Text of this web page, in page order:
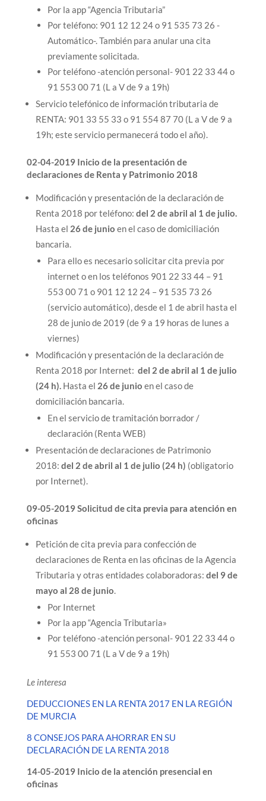
Por la app “Agencia Tributaria”
Por teléfono: 901 12 12 24 o 91 535 73 26 -
Automático-. También para anular una cita
previamente solicitada.
Por teléfono -atención personal- 901 22 33 44 o
91 553 00 71 (L a V de 9 a 19h)
Servicio telefónico de información tributaria de
RENTA: 901 33 55 33 o 91 554 87 70 (L a V de 9 a
19h; este servicio permanecerá todo el año).
02-04-2019 Inicio de la presentación de
declaraciones de Renta y Patrimonio 2018
Modificación y presentación de la declaración de
Renta 2018 por teléfono: del 2 de abril al 1 de julio.
Hasta el 26 de junio en el caso de domiciliación
bancaria.
Para ello es necesario solicitar cita previa por
internet o en los teléfonos 901 22 33 44 – 91
553 00 71 o 901 12 12 24 – 91 535 73 26
(servicio automático), desde el 1 de abril hasta el
28 de junio de 2019 (de 9 a 19 horas de lunes a
viernes)
Modificación y presentación de la declaración de
Renta 2018 por Internet: del 2 de abril al 1 de julio
(24 h). Hasta el 26 de junio en el caso de
domiciliación bancaria.
En el servicio de tramitación borrador /
declaración (Renta WEB)
Presentación de declaraciones de Patrimonio
2018: del 2 de abril al 1 de julio (24 h) (obligatorio
por Internet).
09-05-2019 Solicitud de cita previa para atención en
oficinas
Petición de cita previa para confección de
declaraciones de Renta en las oficinas de la Agencia
Tributaria y otras entidades colaboradoras: del 9 de
mayo al 28 de junio.
Por Internet
Por la app “Agencia Tributaria»
Por teléfono -atención personal- 901 22 33 44 o
91 553 00 71 (L a V de 9 a 19h)
Le interesa
DEDUCCIONES EN LA RENTA 2017 EN LA REGIÓN
DE MURCIA
8 CONSEJOS PARA AHORRAR EN SU
DECLARACIÓN DE LA RENTA 2018
14-05-2019 Inicio de la atención presencial en
oficinas